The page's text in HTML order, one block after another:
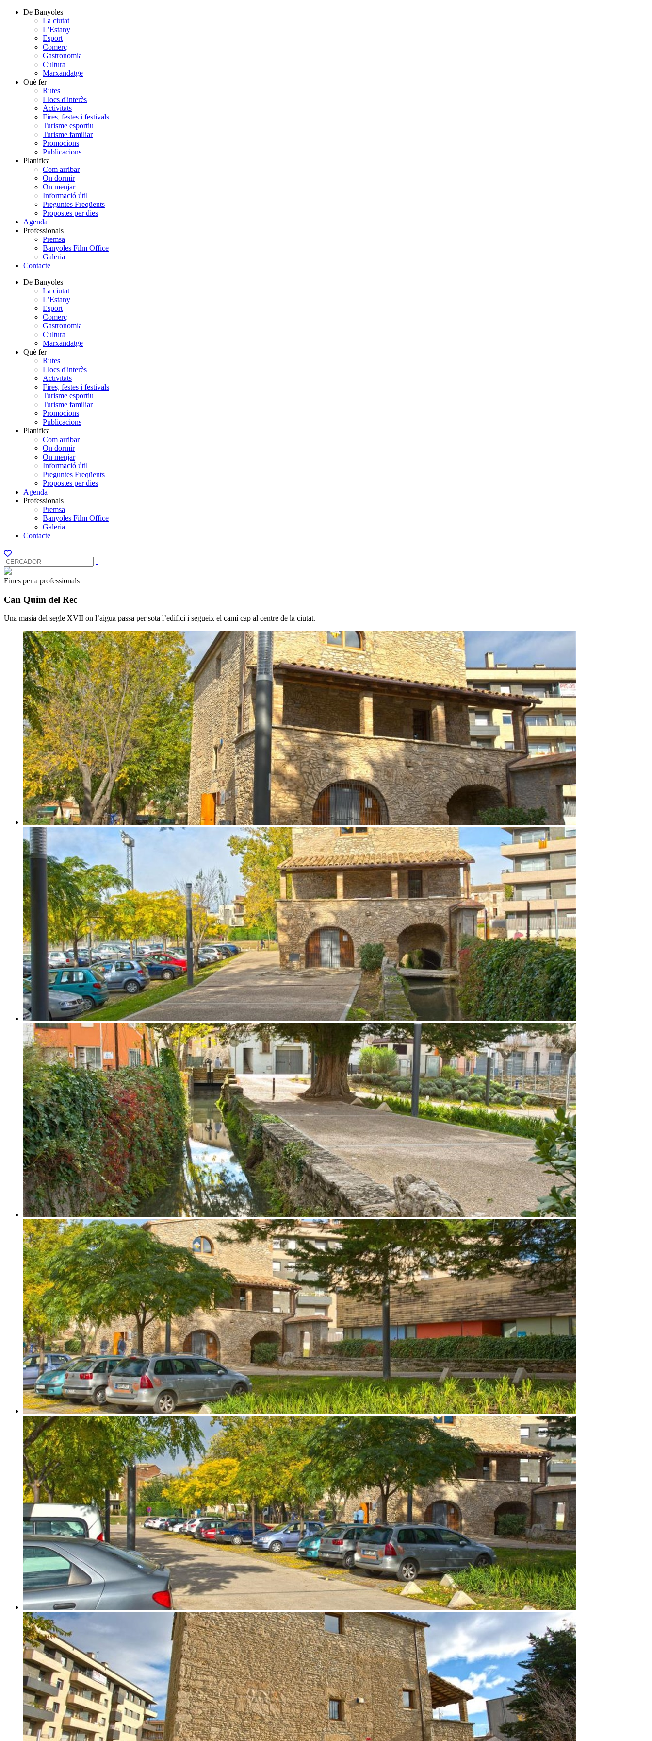
De Banyoles
La ciutat
L’Estany
Esport
Comerç
Gastronomia
Cultura
Marxandatge
Què fer
Rutes
Llocs d'interès
Activitats
Fires, festes i festivals
Turisme esportiu
Turisme familiar
Promocions
Publicacions
Planifica
Com arribar
On dormir
On menjar
Informació útil
Preguntes Freqüents
Propostes per dies
Agenda
Professionals
Premsa
Banyoles Film Office
Galeria
Contacte
De Banyoles
La ciutat
L’Estany
Esport
Comerç
Gastronomia
Cultura
Marxandatge
Què fer
Rutes
Llocs d'interès
Activitats
Fires, festes i festivals
Turisme esportiu
Turisme familiar
Promocions
Publicacions
Planifica
Com arribar
On dormir
On menjar
Informació útil
Preguntes Freqüents
Propostes per dies
Agenda
Professionals
Premsa
Banyoles Film Office
Galeria
Contacte
Eines per a professionals
Can Quim del Rec
Una masia del segle XVII on l’aigua passa per sota l’edifici i segueix el camí cap al centre de la ciutat.